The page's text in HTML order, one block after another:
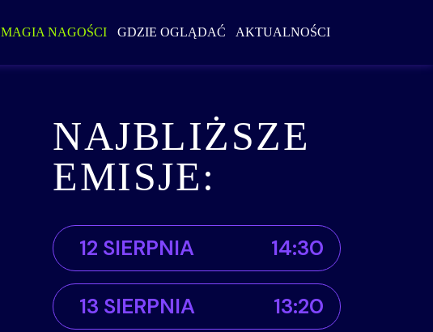
MAGIA NAGOŚCI GDZIE OGLĄDAĆ AKTUALNOŚCI
NAJBLIŻSZE
EMISJE:
12 SIERPNIA 14:30
13 SIERPNIA 13:20